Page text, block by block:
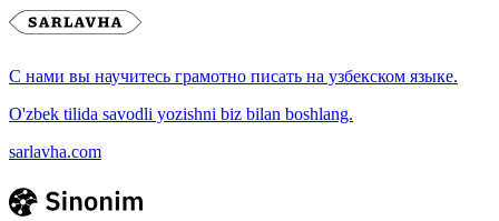
С нами вы научитесь грамотно писать на узбекском языке.
O'zbek tilida savodli yozishni biz bilan boshlang.
sarlavha.com